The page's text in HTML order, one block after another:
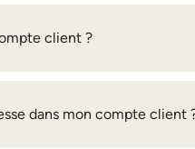
client ?
dans mon compte client